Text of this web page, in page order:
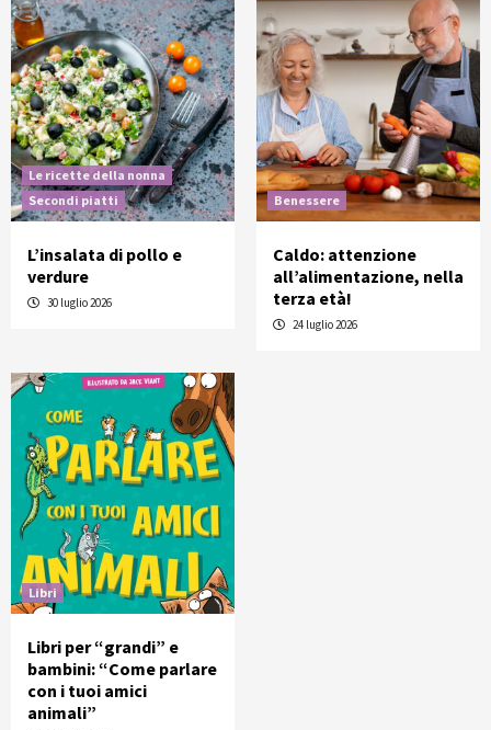
Le ricette della nonna
Secondi piatti
L’insalata di pollo e
verdure
30 luglio 2026
Benessere
Caldo: attenzione
all’alimentazione, nella
terza età!
24 luglio 2026
Libri
Libri per “grandi” e
bambini: “Come parlare
con i tuoi amici
animali”